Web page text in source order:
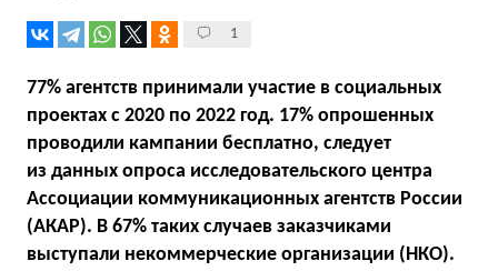
1
77% агентств принимали участие в социальных
проектах с 2020 по 2022 год. 17% опрошенных
проводили кампании бесплатно, следует
из данных опроса исследовательского центра
Ассоциации коммуникационных агентств России
(АКАР). В 67% таких случаев заказчиками
выступали некоммерческие организации (НКО).